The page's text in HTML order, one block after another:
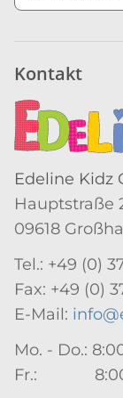
Kontakt
Edeline Kidz
Hauptstraße
09618
Tel.: +49 (0)
Fax: +49 (0)
E-Mail:
Mo. - Do.:
Fr.: 8:00 -